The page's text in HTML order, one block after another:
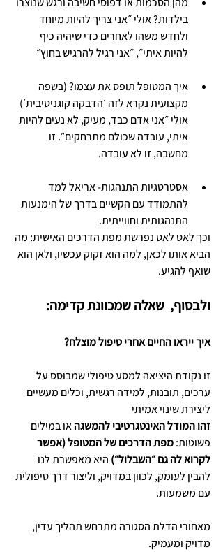
בילדות? אולי ״אני צריך להיות מיוחד
ולחדש משהו לאחרים כדי שיהיה כיף
להיות איתי״, ״אני רגיל להרגיש בחוץ״
איך המטופל תופס את עצמו? (בשפה
מקצועית נקרא לזה ׳הדבקה קוגניטיבית׳)
אולי ״אני אדם כבד, מעיק, לא נעים להיות
איתי, עובדה שכולם מתרחקים״. זו
מחשבה, זו לא עובדה.
אסטרטגיות התנהגות- אריאל למד
להתמודד עם הקשיים בדרך של הימנעות
התנהגותית וחווייתית.
וכך לאט לאט נפרשת מפת הדרכים האישית: מה
הביא אותו לכאן, למה הוא זקוק עכשיו, ולאן הוא
שואף להגיע.
ולבסוף,  שאלה שמכוונת קדימה:
איך ייראו החיים אחרי טיפול מוצלח?
זו נקודת היציאה למסע טיפולי שמבוסס על
ערכים, תובנות, למידה רגשית, וכלים מעשיים
ליצירת שינוי אמיתי
זהו המודל האינטגרטיבי להמשגה או במילים
פשוטות: מפת הדרכים של המטופל (אפשר
לקרוא לה גם ״השבלול״) היא מאפשרת לנו
להבין לעומק, לכוון במדויק, וליצור דרך טיפולית
עם משמעות.
מאחורי הדלת הסגורה מתרחש תהליך עדין,
מדויק ומעמיק.